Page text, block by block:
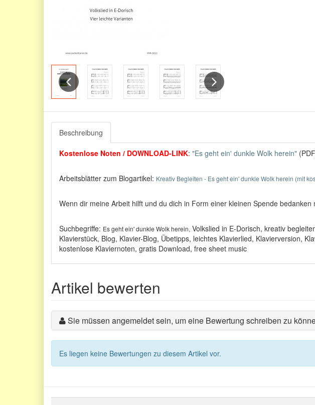
Previous Next
Beschreibung
Kostenlose Noten / DOWNLOAD-LINK: "Es geht ein' dunkle Wolk herein"
Arbeitsblätter zum Blogartikel: Kreativ Begleiten - Es geht ein' dunkle Wolk herein (mit
Wenn dir meine Arbeit hilft und du dich in Form einer kleinen Spende bedanken
Suchbegriffe: Es geht ein' dunkle Wolk herein, Volkslied in E-Dorisch, kreativ
Klavierstück, Blog, Klavier-Blog, Übetipps, leichtes Klavierlied, Klavierversion,
kostenlose Klaviernoten, gratis Download, free sheet music
Artikel bewerten
Sie müssen angemeldet sein, um eine Bewertung schreiben zu
Es liegen keine Bewertungen zu diesem Artikel vor.